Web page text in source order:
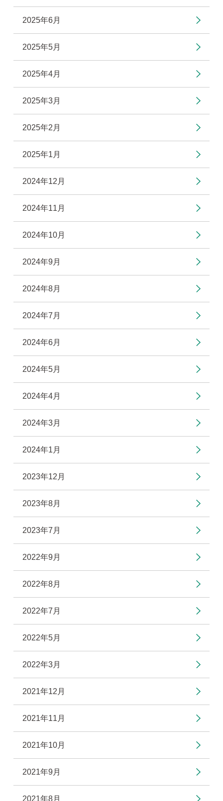
2025年6月
2025年5月
2025年4月
2025年3月
2025年2月
2025年1月
2024年12月
2024年11月
2024年10月
2024年9月
2024年8月
2024年7月
2024年6月
2024年5月
2024年4月
2024年3月
2024年1月
2023年12月
2023年8月
2023年7月
2022年9月
2022年8月
2022年7月
2022年5月
2022年3月
2021年12月
2021年11月
2021年10月
2021年9月
2021年8月